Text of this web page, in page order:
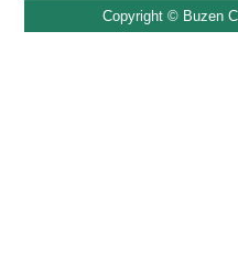
Copyright © Buzen